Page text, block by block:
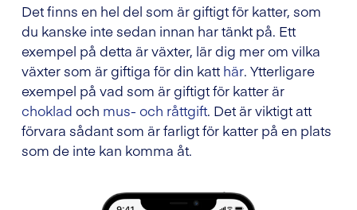
Det finns en hel del som är giftigt för katter, som
du kanske inte sedan innan har tänkt på. Ett
exempel på detta är växter, lär dig mer om vilka
växter som är giftiga för din katt här. Ytterligare
exempel på vad som är giftigt för katter är
choklad och mus- och råttgift. Det är viktigt att
förvara sådant som är farligt för katter på en plats
som de inte kan komma åt.